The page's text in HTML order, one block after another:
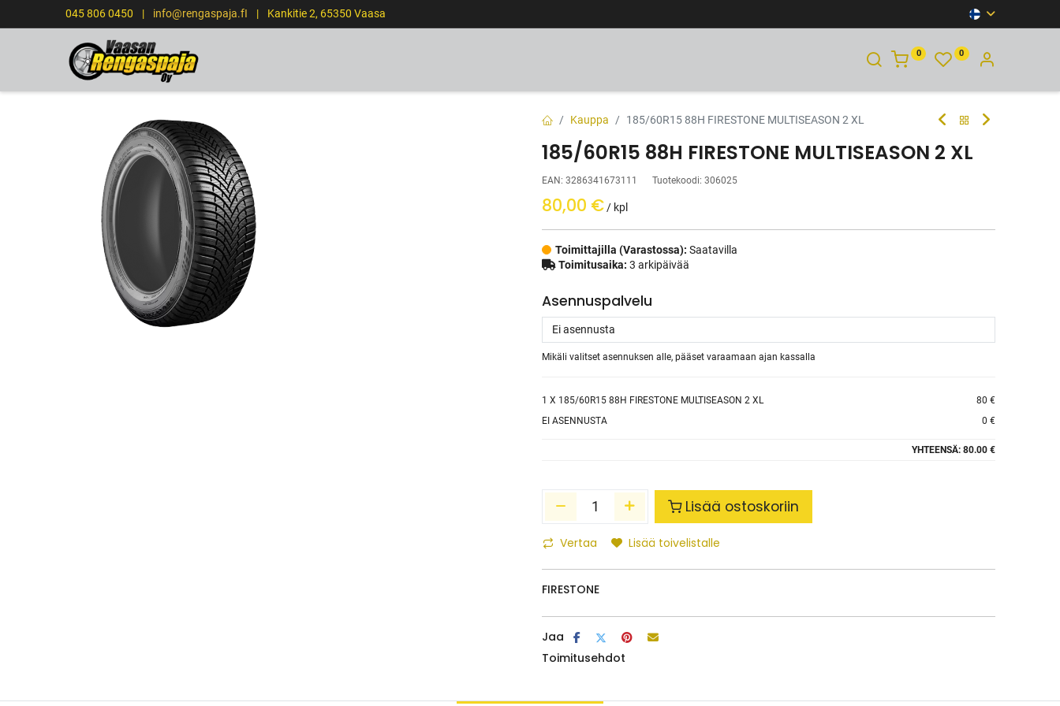
045 806 0450 | info@rengaspaja.fI | Kankitie 2, 65350 Vaasa
0 0
Kauppa 185/60R15 88H FIRESTONE MULTISEASON 2 XL
185/60R15 88H FIRESTONE MULTISEASON 2 XL
EAN: 3286341673111 Tuotekoodi: 306025
80,00 € / kpl
Toimittajilla (Varastossa): Saatavilla
Toimitusaika: 3 arkipäivää
Asennuspalvelu
Mikäli valitset asennuksen alle, pääset varaamaan ajan kassalla
1 X 185/60R15 88H FIRESTONE MULTISEASON 2 XL
80 €
EI ASENNUSTA
0 €
YHTEENSÄ: 80.00 €
Lisää ostoskoriin
Vertaa Lisää toivelistalle
FIRESTONE
Jaa
Toimitusehdot